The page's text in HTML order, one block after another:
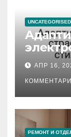
UNCATEGORISED
АПР 16,
РЕМОНТ И